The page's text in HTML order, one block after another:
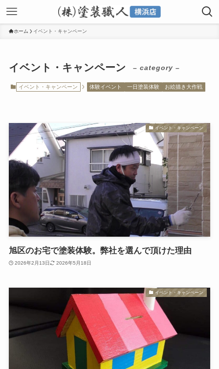
ホーム イベント・キャンペーン
イベント・キャンペーン – category –
イベント・キャンペーン 体験イベント 一日塗装体験 お絵描き大作戦
イベント・キャンペーン
旭区のお宅で塗装体験。弊社を選んで頂けた理由
2026年2月13日 2026年5月18日
イベント・キャンペーン